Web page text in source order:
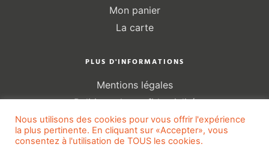
Mon panier
La carte
PLUS D'INFORMATIONS
Mentions légales
Politique de confidentialité
Gestion des cookies
Conditions générales de ventes
Nous utilisons des cookies pour vous offrir l'expérience
la plus pertinente. En cliquant sur «Accepter», vous
consentez à l'utilisation de TOUS les cookies.